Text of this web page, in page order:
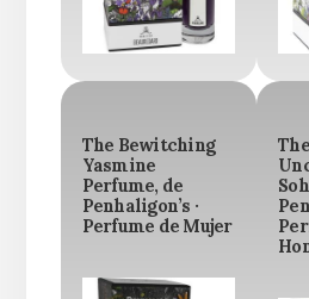
The Bewitching
Yasmine
Perfume, de
Penhaligon’s ·
Perfume de Mujer
The